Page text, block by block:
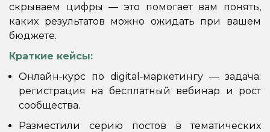
скрываем цифры — это помогает вам понять,
каких результатов можно ожидать при вашем
бюджете.
Краткие кейсы:
Онлайн‑курс по digital‑маркетингу — задача:
регистрация на бесплатный вебинар и рост
сообщества.
Разместили серию постов в тематических